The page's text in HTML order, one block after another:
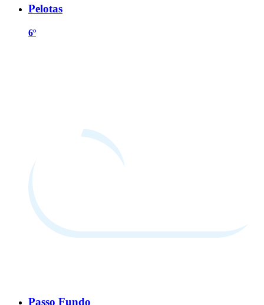
Pelotas
6º
Passo Fundo